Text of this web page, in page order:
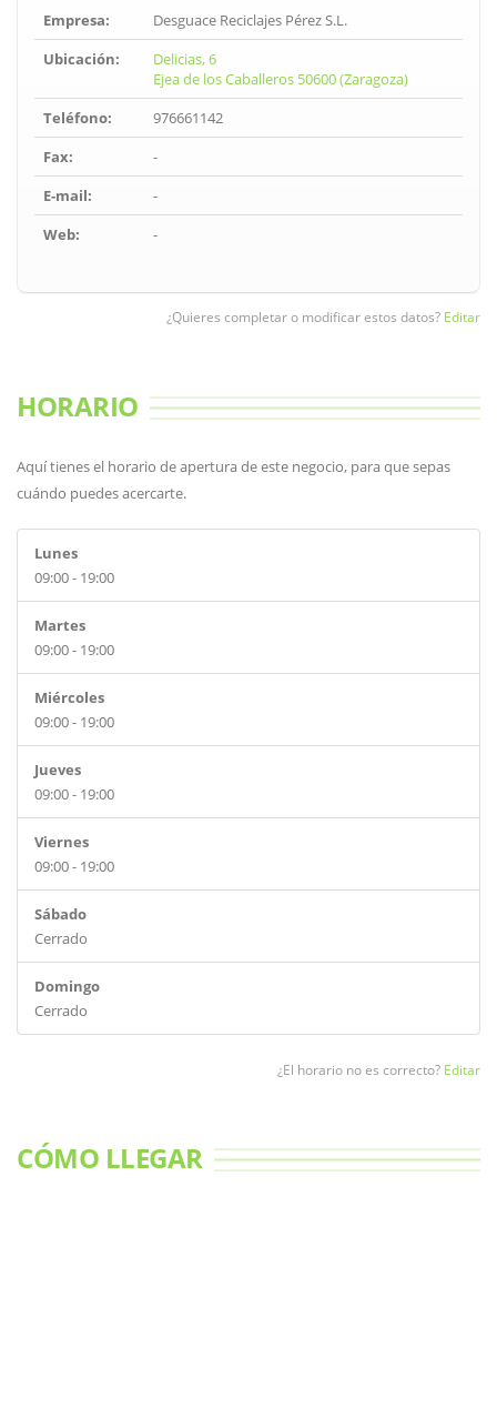
Empresa:
Desguace Reciclajes Pérez S.L.
Ubicación:
Delicias, 6
Ejea de los Caballeros 50600 (Zaragoza)
Teléfono:
976661142
Fax:
-
E-mail:
-
Web:
-
¿Quieres completar o modificar estos datos? Editar
HORARIO
Aquí tienes el horario de apertura de este negocio, para que sepas
cuándo puedes acercarte.
Lunes
09:00 - 19:00
Martes
09:00 - 19:00
Miércoles
09:00 - 19:00
Jueves
09:00 - 19:00
Viernes
09:00 - 19:00
Sábado
Cerrado
Domingo
Cerrado
¿El horario no es correcto? Editar
CÓMO LLEGAR